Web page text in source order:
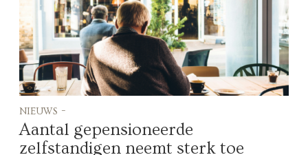
nieuws -
Aantal gepensioneerde
zelfstandigen neemt sterk toe